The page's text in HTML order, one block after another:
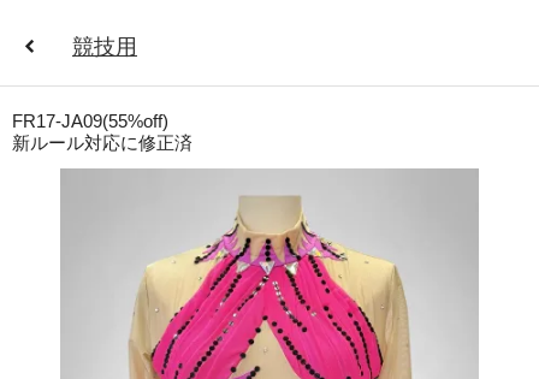
競技用
FR17-JA09(55%off)
新ルール対応に修正済